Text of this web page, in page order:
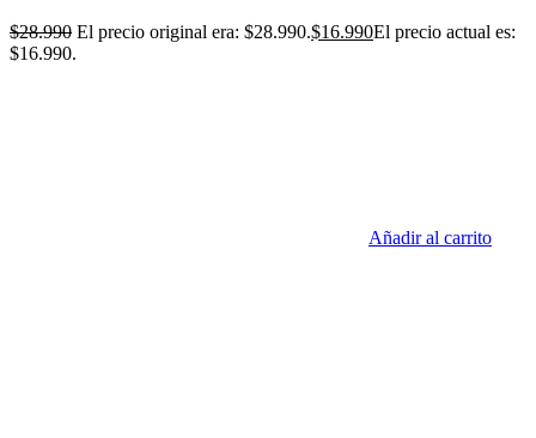
$28.990 El precio original era: $28.990.$16.990El precio actual es:
$16.990.
Añadir al carrito